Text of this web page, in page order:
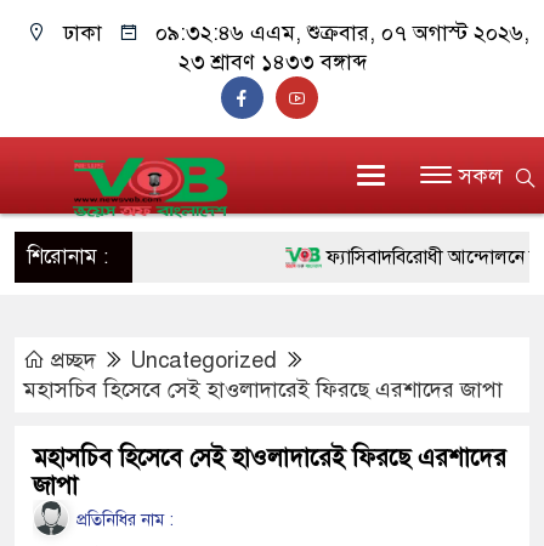
ঢাকা ০৯:৩২:৪৭ এএম, শুক্রবার, ০৭ অগাস্ট ২০২৬,
২৩ শ্রাবণ ১৪৩৩ বঙ্গাব্দ
সকল
শিরোনাম : ফ্যাসিবাদবিরোধী আন্দোলনে
মাননীয় প্রধানমন্ত্রী, মন্ত্রীবর্গ ও
উদ্ধার
প্রচ্ছদ
Uncategorized
মহাসচিব হিসেবে সেই হাওলাদারেই ফিরছে এরশাদের জাপা
মহাসচিব হিসেবে সেই হাওলাদারেই ফিরছে এরশাদের
জাপা
প্রতিনিধির নাম :